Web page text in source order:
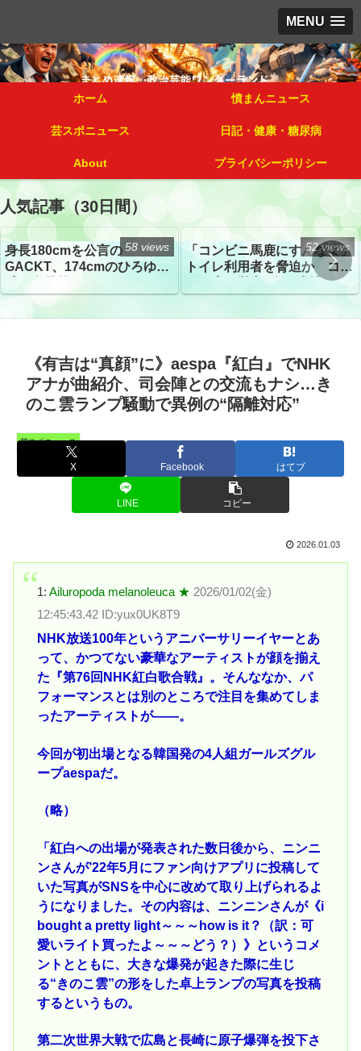
MENU
ホーム 憤まんニュース
芸スポニュース 日記・健康・糖尿病
About プライバシーポリシー
人気記事（30日間）
身長180cmを公言の
GACKT、174cmのひろゆき
トざわつき イベントでの写
真が話題
58 views
「コンビニ馬鹿にすんなよ」
トイレ利用者を脅迫か コン
52 views
《有吉は“真顔”に》aespa『紅白』でNHK
アナが曲紹介、司会陣との交流もナシ…き
のこ雲ランプ騒動で異例の“隔離対応”
芸スポニュース
X Facebook はてブ
LINE コピー
2026.01.03
1: Ailuropoda melanoleuca ★ 2026/01/02(金)
12:45:43.42 ID:yux0UK8T9
NHK放送100年というアニバーサリーイヤーとあ
って、かつてない豪華なアーティストが顔を揃え
た『第76回NHK紅白歌合戦』。そんななか、パ
フォーマンスとは別のところで注目を集めてしま
ったアーティストが――。
今回が初出場となる韓国発の4人組ガールズグル
ープaespaだ。
（略）
「紅白への出場が発表された数日後から、ニンニ
ンさんが’22年5月にファン向けアプリに投稿して
いた写真がSNSを中心に改めて取り上げられるよ
うになりました。その内容は、ニンニンさんが《i
bought a pretty light～～～how is it？（訳：可
愛いライト買ったよ～～～どう？）》というコメ
ントとともに、大きな爆発が起きた際に生じ
る“きのこ雲”の形をした卓上ランプの写真を投稿
するというもの。
第二次世界大戦で広島と長崎に原子爆弾を投下さ